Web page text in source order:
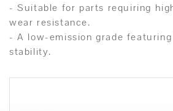
- Suitable for parts requiring
wear resistance.
- A low-emission grade
stability.